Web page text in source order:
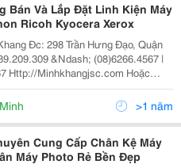
Bán Và Lắp Đặt Linh Kiện Máy
Ricoh Kyocera Xerox
Đạo, Quận
+ Hiệu Quả Cty Cp
Dịch
>1 năm
Cung Cấp Chân Kệ Máy
Máy Photo Rẻ Bền Đẹp